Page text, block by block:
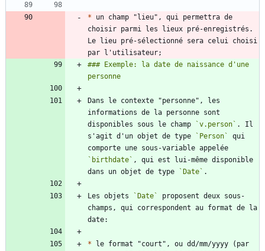
* un champ "lieu", qui permettra de
choisir parmi les lieux pré-enregistrés.
Le lieu pré-sélectionné sera celui choisi
### Exemple: la date de naissance d'une
Dans le contexte "personne", les
informations de la personne sont
disponibles sous le champ
`v.person` . Il
s'agit d'un objet de type
`Person`
qui
`birthdate` , qui est lui-même disponible
dans un objet de type
`Date`
Les objets `Date`
proposent deux sous-
champs, qui correspondent au format de la
* le format "court", ou dd/mm/yyyy (par